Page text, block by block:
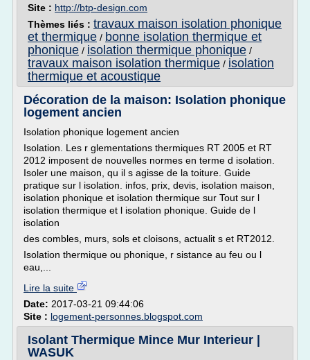
Site : http://btp-design.com
Thèmes liés : travaux maison isolation phonique
et thermique / bonne isolation thermique et
phonique / isolation thermique phonique /
travaux maison isolation thermique / isolation
thermique et acoustique
Décoration de la maison: Isolation phonique
logement ancien
Isolation phonique logement ancien
Isolation. Les r glementations thermiques RT 2005 et RT
2012 imposent de nouvelles normes en terme d isolation.
Isoler une maison, qu il s agisse de la toiture. Guide
pratique sur l isolation. infos, prix, devis, isolation maison,
isolation phonique et isolation thermique sur Tout sur l
isolation thermique et l isolation phonique. Guide de l
isolation
des combles, murs, sols et cloisons, actualit s et RT2012.
Isolation thermique ou phonique, r sistance au feu ou l
eau,...
Lire la suite
Date: 2017-03-21 09:44:06
Site : logement-personnes.blogspot.com
Isolant Thermique Mince Mur Interieur |
WASUK